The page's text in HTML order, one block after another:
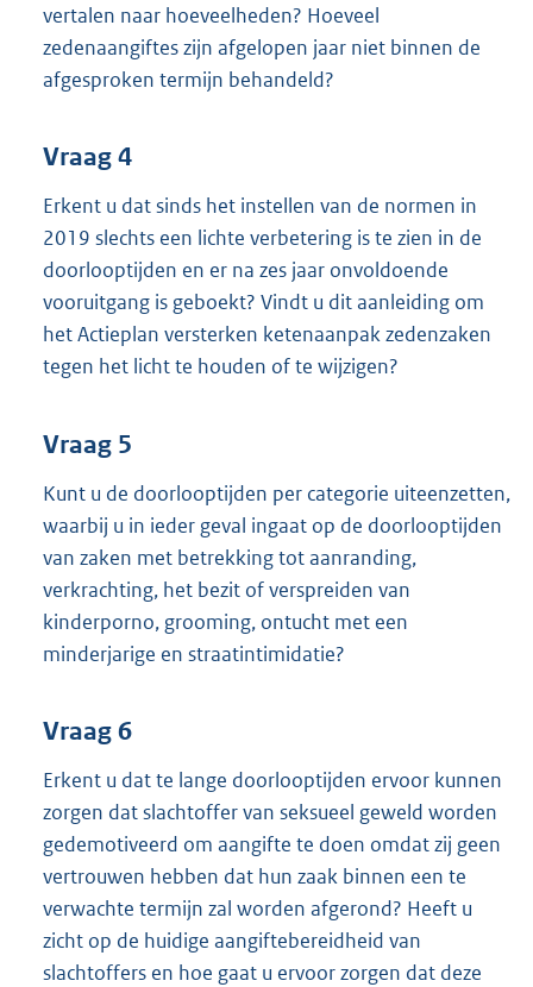
vertalen naar hoeveelheden? Hoeveel
zedenaangiftes zijn afgelopen jaar niet binnen de
afgesproken termijn behandeld?
Vraag 4
Erkent u dat sinds het instellen van de normen in
2019 slechts een lichte verbetering is te zien in de
doorlooptijden en er na zes jaar onvoldoende
vooruitgang is geboekt? Vindt u dit aanleiding om
het Actieplan versterken ketenaanpak zedenzaken
tegen het licht te houden of te wijzigen?
Vraag 5
Kunt u de doorlooptijden per categorie uiteenzetten,
waarbij u in ieder geval ingaat op de doorlooptijden
van zaken met betrekking tot aanranding,
verkrachting, het bezit of verspreiden van
kinderporno, grooming, ontucht met een
minderjarige en straatintimidatie?
Vraag 6
Erkent u dat te lange doorlooptijden ervoor kunnen
zorgen dat slachtoffer van seksueel geweld worden
gedemotiveerd om aangifte te doen omdat zij geen
vertrouwen hebben dat hun zaak binnen een te
verwachte termijn zal worden afgerond? Heeft u
zicht op de huidige aangiftebereidheid van
slachtoffers en hoe gaat u ervoor zorgen dat deze